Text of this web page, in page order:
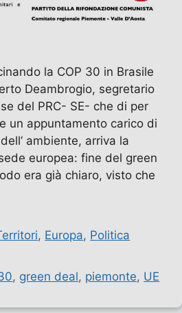
la COP 30 in Brasile
Deambrogio, segretario
del PRC- SE- che di per
un appuntamento carico di
ambiente, arriva la
europea: fine del green
era già chiaro, visto che
, Europa, Politica
, green deal, piemonte, UE